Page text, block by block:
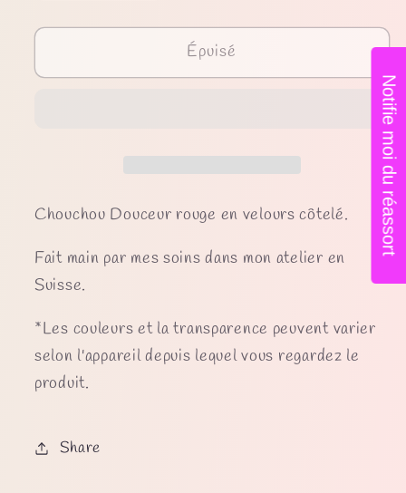
quantité
Chouchou
quantité
Chouchou
Épuisé
Chouchou Douceur rouge en velours côtelé.
Fait main par mes soins dans mon atelier en
Suisse.
*Les couleurs et la transparence peuvent varier
selon l'appareil depuis lequel vous regardez le
produit.
Share
Notifie moi du réassort